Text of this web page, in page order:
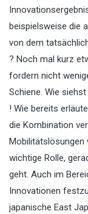
beispielsweise die
von dem
? Noch mal kurz
fordern nicht
Schiene. Wie
! Wie bereits
die Kombination
Mobilitätslösungen
wichtige Rolle,
geht. Auch im
Innovationen
japanische East